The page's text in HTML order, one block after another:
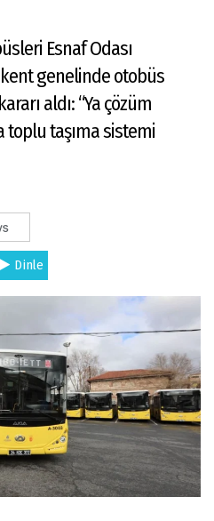
Esnaf Odası
genelinde otobüs
aldı: “Ya çözüm
toplu taşıma sistemi
Dinle